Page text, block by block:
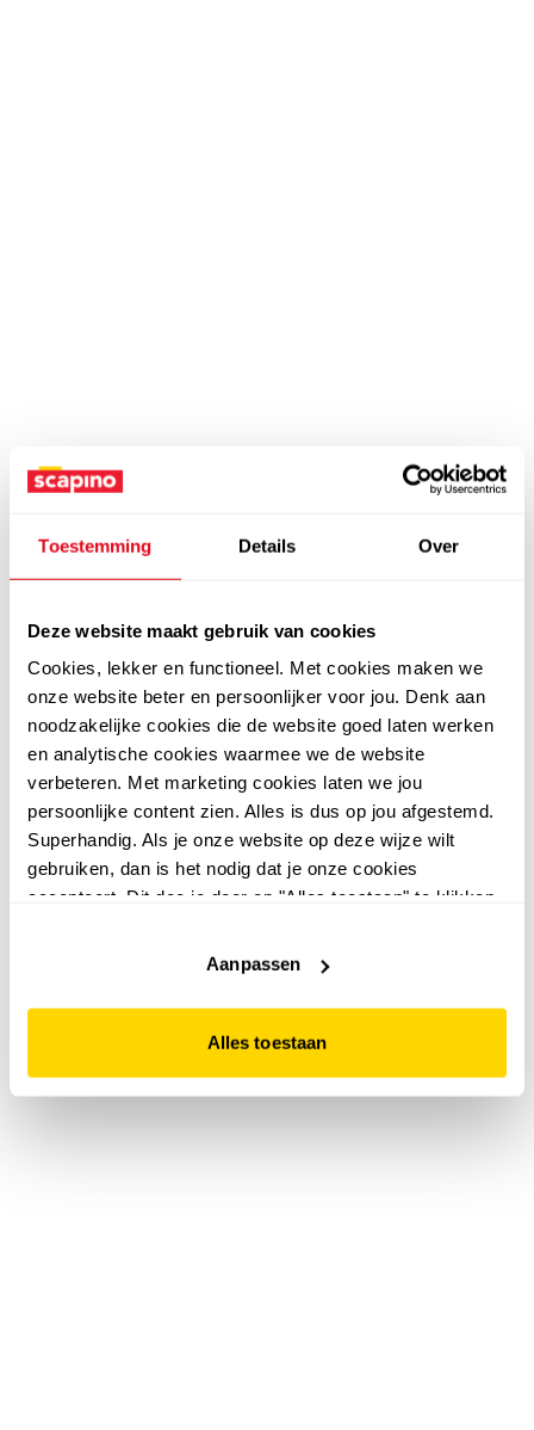
Toestemming Details Over
Deze website maakt gebruik van cookies
Cookies, lekker en functioneel. Met cookies maken we
onze website beter en persoonlijker voor jou. Denk aan
noodzakelijke cookies die de website goed laten werken
en analytische cookies waarmee we de website
verbeteren. Met marketing cookies laten we jou
persoonlijke content zien. Alles is dus op jou afgestemd.
Superhandig. Als je onze website op deze wijze wilt
gebruiken, dan is het nodig dat je onze cookies
accepteert. Dit doe je door op "Alles toestaan" te klikken.
website niet optimaal functioneert.
Aanpassen
Alles toestaan